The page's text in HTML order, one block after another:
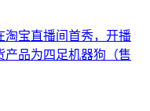
淘宝直播间首秀，开播
品为四足机器狗（售